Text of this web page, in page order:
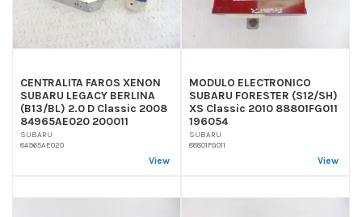
CENTRALITA FAROS XENON
SUBARU LEGACY BERLINA
(B13/BL) 2.0 D Classic 2008
84965AE020 200011
SUBARU
84965AE020
View
MODULO ELECTRONICO
SUBARU FORESTER (S12/SH)
XS Classic 2010 88801FG011
196054
SUBARU
88801FG011
View